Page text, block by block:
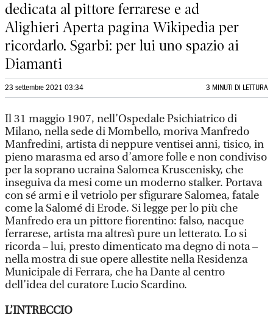
dedicata al pittore ferrarese e ad
Alighieri Aperta pagina Wikipedia per
ricordarlo. Sgarbi: per lui uno spazio ai
Diamanti
23 settembre 2021 03:34 3 MINUTI DI LETTURA
Il 31 maggio 1907, nell’Ospedale Psichiatrico di
Milano, nella sede di Mombello, moriva Manfredo
Manfredini, artista di neppure ventisei anni, tisico, in
pieno marasma ed arso d’amore folle e non condiviso
per la soprano ucraina Salomea Kruscenisky, che
inseguiva da mesi come un moderno stalker. Portava
con sé armi e il vetriolo per sfigurare Salomea, fatale
come la Salomé di Erode. Si legge per lo più che
Manfredo era un pittore fiorentino: falso, nacque
ferrarese, artista ma altresì pure un letterato. Lo si
ricorda – lui, presto dimenticato ma degno di nota –
nella mostra di sue opere allestite nella Residenza
Municipale di Ferrara, che ha Dante al centro
dell’idea del curatore Lucio Scardino.
L’INTRECCIO